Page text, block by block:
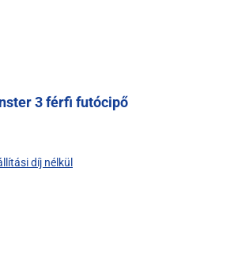
3 férfi futócipő
díj nélkül